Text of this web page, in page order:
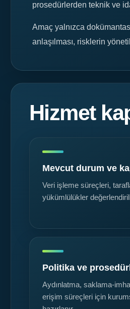
prosedürlerden teknik ve
Amaç yalnızca
anlaşılması, risklerin
Hizmet
Mevcut durum ve
Veri işleme süreçleri,
yükümlülükler
Politika ve
Aydınlatma, saklama-
erişim süreçleri için